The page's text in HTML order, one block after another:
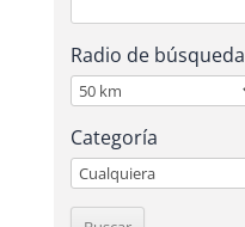
Radio de búsqueda
Categoría